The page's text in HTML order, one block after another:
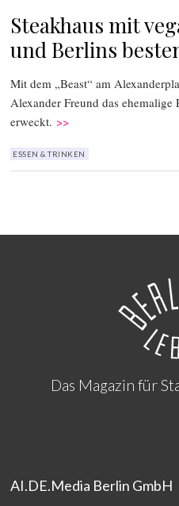
Steakhaus mit
und Berlins
Mit dem „Beast“ am
Alexander Freund das ehemalige
erweckt. >>
ESSEN & TRINKEN
Das Magazin für
AI.DE.Media Berlin GmbH